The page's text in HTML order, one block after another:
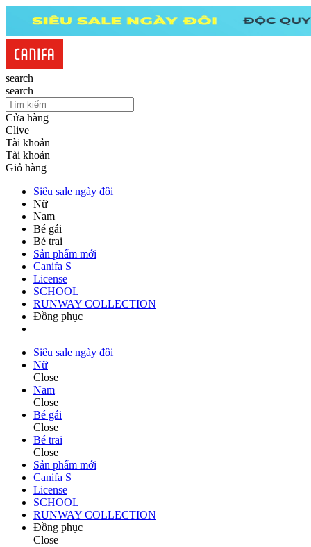
search
search
Cửa hàng
Clive
Tài khoản
Tài khoản
Giỏ hàng
Siêu sale ngày đôi
Nữ
Nam
Bé gái
Bé trai
Sản phẩm mới
Canifa S
License
SCHOOL
RUNWAY COLLECTION
Đồng phục
Siêu sale ngày đôi
Nữ
Close
Nam
Close
Bé gái
Close
Bé trai
Close
Sản phẩm mới
Canifa S
License
SCHOOL
RUNWAY COLLECTION
Đồng phục
Close